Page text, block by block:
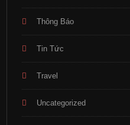
Thông Báo
Tin Tức
Travel
Uncategorized